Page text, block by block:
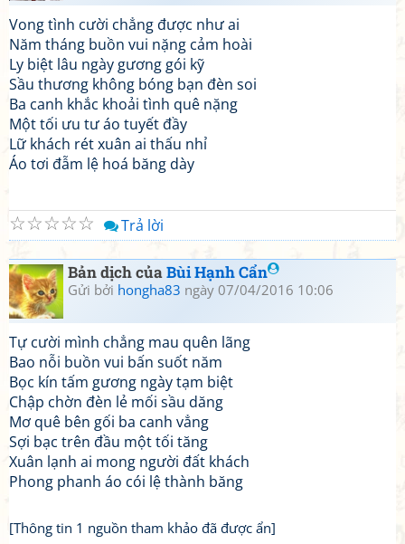
Vong tình cười chẳng được như ai
Năm tháng buồn vui nặng cảm hoài
Ly biệt lâu ngày gương gói kỹ
Sầu thương không bóng bạn đèn soi
Ba canh khắc khoải tình quê nặng
Một tối ưu tư áo tuyết đầy
Lữ khách rét xuân ai thấu nhỉ
Áo tơi đẫm lệ hoá băng dày
☆
☆
☆
☆
☆ Trả lời
Bản dịch củaBùi Hạnh Cẩn
Gửi bởi hongha83 ngày 07/04/2016 10:06
Tự cười mình chẳng mau quên lãng
Bao nỗi buồn vui bấn suốt năm
Bọc kín tấm gương ngày tạm biệt
Chập chờn đèn lẻ mối sầu dăng
Mơ quê bên gối ba canh vẳng
Sợi bạc trên đầu một tối tăng
Xuân lạnh ai mong người đất khách
Phong phanh áo cói lệ thành băng
[Thông tin 1 nguồn tham khảo đã được ẩn]